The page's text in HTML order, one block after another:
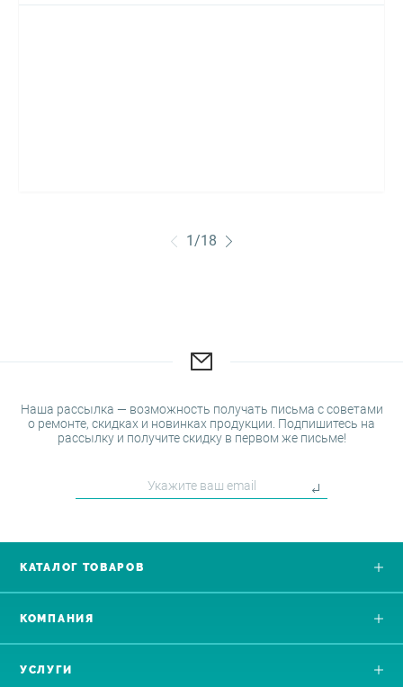
1/18
Наша рассылка — возможность получать письма с советами
о ремонте, скидках и новинках продукции. Подпишитесь на
рассылку и получите скидку в первом же письме!
КАТАЛОГ ТОВАРОВ
УСЛУГИ
КОМПАНИЯ